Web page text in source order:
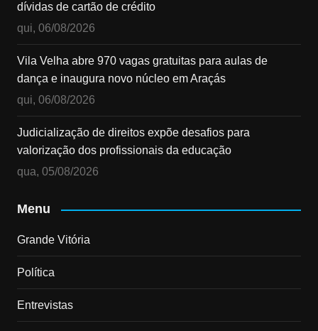
dívidas de cartão de crédito
qui, 06/08/2026
Vila Velha abre 970 vagas gratuitas para aulas de
dança e inaugura novo núcleo em Araçás
qui, 06/08/2026
Judicialização de direitos expõe desafios para
valorização dos profissionais da educação
qua, 05/08/2026
Menu
Grande Vitória
Política
Entrevistas